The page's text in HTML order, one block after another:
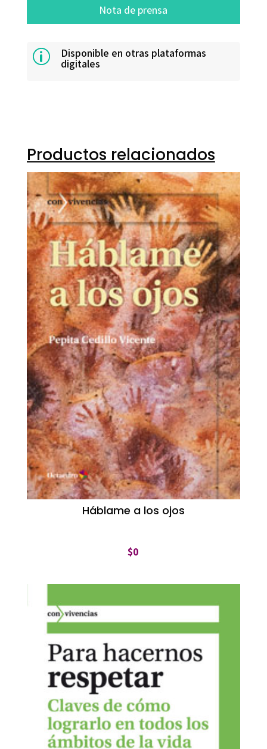
Nota de prensa
p Disponible en otras plataformas
digitales
Productos relacionados
Háblame a los ojos
$0